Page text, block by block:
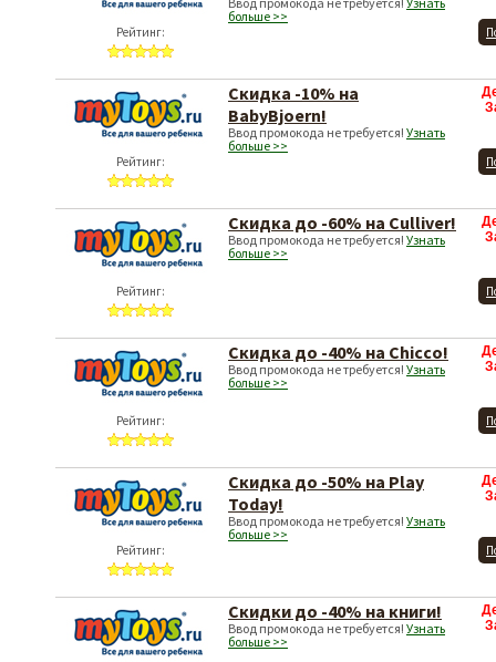
Рейтинг:
больше >>
Рейтинг:
Скидка -10% на
BabyBjoern!
Ввод промокода не требуется! Узнать
больше >>
Рейтинг:
Скидка до -60% на Culliver!
Ввод промокода не требуется! Узнать
больше >>
Рейтинг:
Скидка до -40% на Chicco!
Ввод промокода не требуется! Узнать
больше >>
Рейтинг:
Скидка до -50% на Play
Today!
Ввод промокода не требуется! Узнать
больше >>
Скидки до -40% на книги!
Ввод промокода не требуется! Узнать
больше >>